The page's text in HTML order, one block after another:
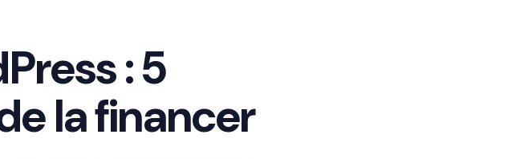
: 5
la financer